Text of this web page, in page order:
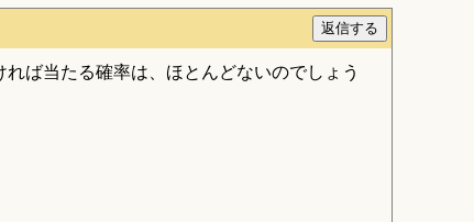
ば当たる確率は、ほとんどないのでしょう